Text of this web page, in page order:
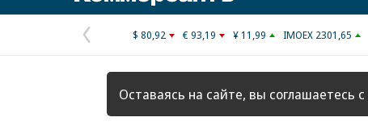
Предыдущая
страница
$ 80,92 € 93,19 ¥ 11,99 IMOEX 2301,65
Оставаясь на сайте, вы соглашаетесь с